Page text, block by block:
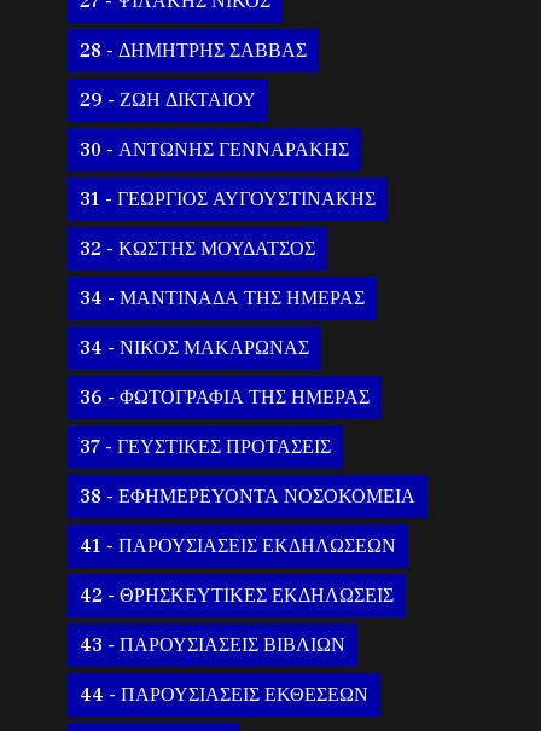
28 - ΔΗΜΗΤΡΗΣ ΣΑΒΒΑΣ
29 - ΖΩΗ ΔΙΚΤΑΙΟΥ
30 - ΑΝΤΩΝΗΣ ΓΕΝΝΑΡΑΚΗΣ
31 - ΓΕΩΡΓΙΟΣ ΑΥΓΟΥΣΤΙΝΑΚΗΣ
32 - ΚΩΣΤΗΣ ΜΟΥΔΑΤΣΟΣ
34 - ΜΑΝΤΙΝΑΔΑ ΤΗΣ ΗΜΕΡΑΣ
34 - ΝΙΚΟΣ ΜΑΚΑΡΩΝΑΣ
36 - ΦΩΤΟΓΡΑΦΙΑ ΤΗΣ ΗΜΕΡΑΣ
37 - ΓΕΥΣΤΙΚΕΣ ΠΡΟΤΑΣΕΙΣ
38 - ΕΦΗΜΕΡΕΥΟΝΤΑ ΝΟΣΟΚΟΜΕΙΑ
41 - ΠΑΡΟΥΣΙΑΣΕΙΣ ΕΚΔΗΛΩΣΕΩΝ
42 - ΘΡΗΣΚΕΥΤΙΚΕΣ ΕΚΔΗΛΩΣΕΙΣ
43 - ΠΑΡΟΥΣΙΑΣΕΙΣ ΒΙΒΛΙΩΝ
44 - ΠΑΡΟΥΣΙΑΣΕΙΣ ΕΚΘΕΣΕΩΝ